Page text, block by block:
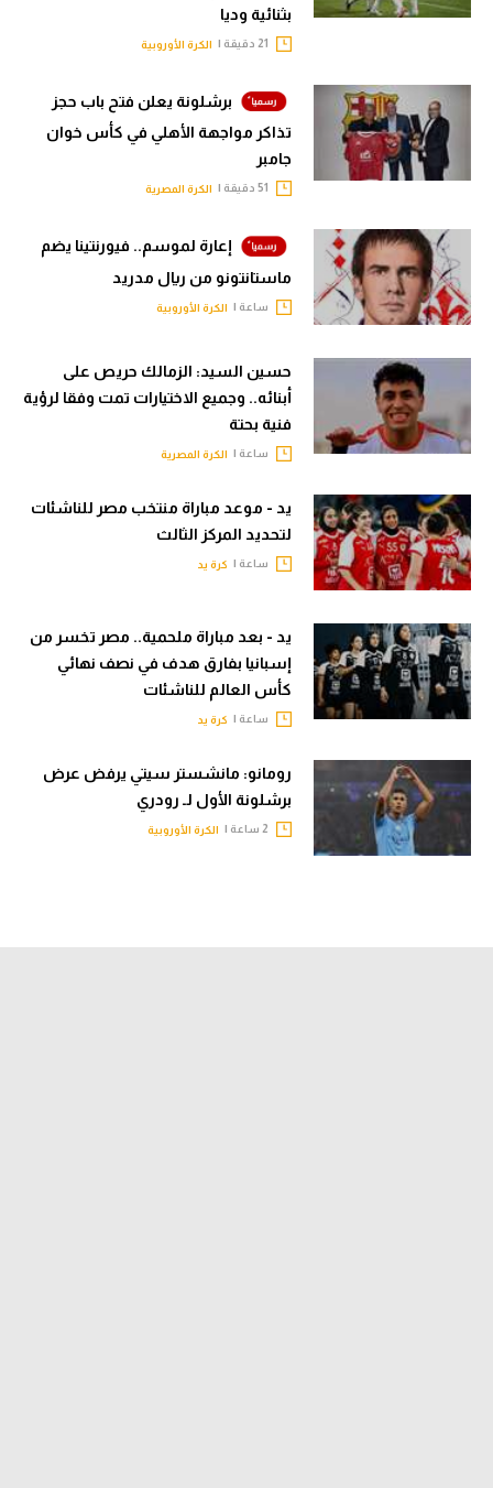
بثنائية وديا
الكرة الأوروبية
برشلونة يعلن فتح باب حجز
تذاكر مواجهة الأهلي في كأس خوان
جامبر
الكرة المصرية
إعارة لموسم.. فيورنتينا يضم
ماستانتونو من ريال مدريد
ساعة | الكرة الأوروبية
حسين السيد: الزمالك حريص على
أبنائه.. وجميع الاختيارات تمت وفقا لرؤية
فنية بحتة
ساعة | الكرة المصرية
يد - موعد مباراة منتخب مصر للناشئات
لتحديد المركز الثالث
ساعة | كرة يد
يد - بعد مباراة ملحمية.. مصر تخسر من
إسبانيا بفارق هدف في نصف نهائي
كأس العالم للناشئات
ساعة | كرة يد
رومانو: مانشستر سيتي يرفض عرض
برشلونة الأول لـ رودري
الكرة الأوروبية